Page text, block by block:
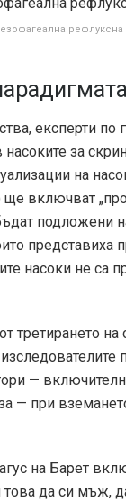
експерти по
за
на
ще включват
подложени
насоки не са
третирането
—
— при
на Барет
да си мъж,